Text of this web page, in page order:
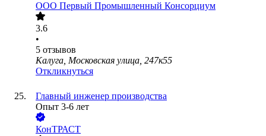
ООО Первый Промышленный Консорциум
3.6
•
5 отзывов
Калуга, Московская улица, 247к55
Откликнуться
Главный инженер производства
Опыт 3-6 лет
КонТРАСТ